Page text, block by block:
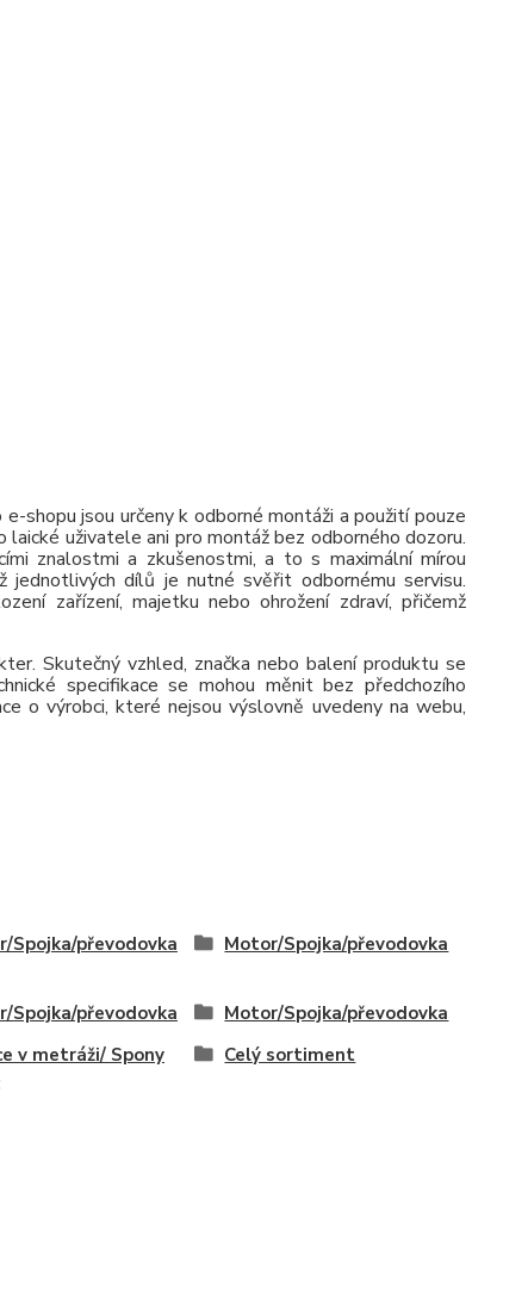
shopu jsou určeny k odborné montáži a použití pouze
uživatele ani pro montáž bez odborného dozoru.
znalostmi a zkušenostmi, a to s maximální mírou
dílů je nutné svěřit odbornému servisu.
zařízení, majetku nebo ohrožení zdraví, přičemž
Skutečný vzhled, značka nebo balení produktu se
specifikace se mohou měnit bez předchozího
o výrobci, které nejsou výslovně uvedeny na webu,
Spojka/převodovka Motor/Spojka/převodovka
Spojka/převodovka
Motor/Spojka/převodovka
v metráži/ Spony
Celý sortiment